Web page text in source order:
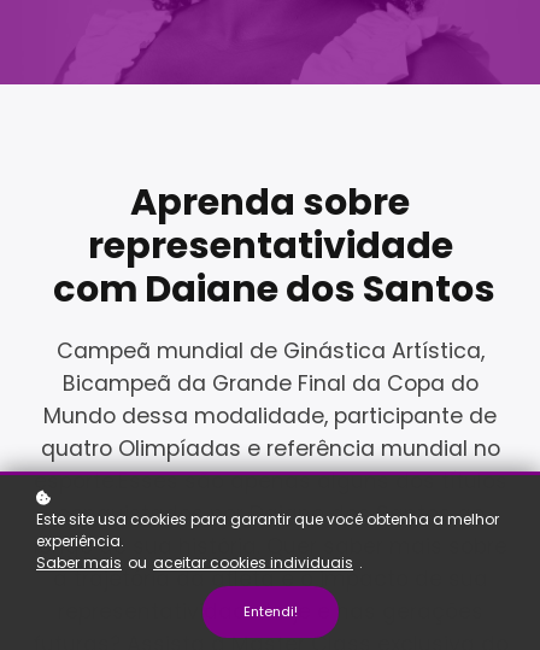
Aprenda sobre
representatividade
com Daiane dos Santos
Campeã mundial de Ginástica Artística,
Bicampeã da Grande Final da Copa do
Mundo dessa modalidade, participante de
quatro Olimpíadas e referência mundial no
esporte.Esses são apenas alguns dos títulos
conquistados por Daiane dos Santos ao
longo de sua história. Quer saber mais sobre
a trajetória da atleta e o impacto de sua
representatividade hoje e nas gerações
futuras? Assista a Master Class exclusiva do
Este site usa cookies para garantir que você obtenha a melhor
experiência.
Saber mais ou aceitar cookies individuais .
Entendi!